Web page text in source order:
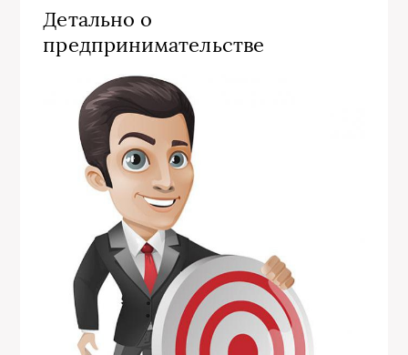
Детально о
предпринимательстве